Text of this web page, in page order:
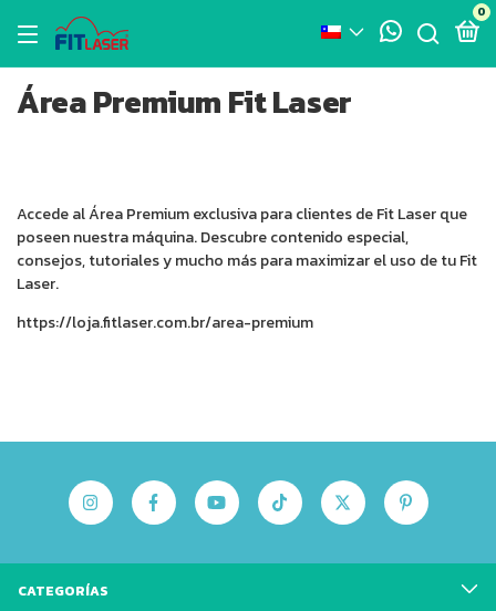
0
Área Premium Fit Laser
Accede al Área Premium exclusiva para clientes de Fit Laser que
poseen nuestra máquina. Descubre contenido especial,
consejos, tutoriales y mucho más para maximizar el uso de tu Fit
Laser.
https://loja.fitlaser.com.br/area-premium
CATEGORÍAS